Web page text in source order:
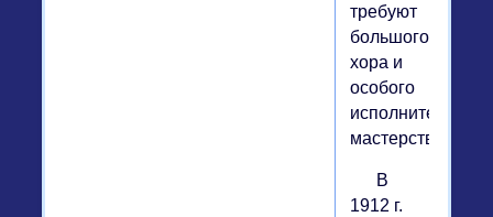
требуют
большого
хора и
особого
мастерства.
В
1912 г.